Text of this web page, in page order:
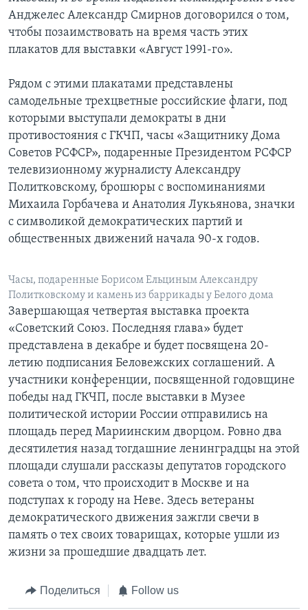
Анджелес Александр Смирнов договорился о том,
чтобы позаимствовать на время часть этих
плакатов для выставки «Август 1991-го».
Рядом с этими плакатами представлены
самодельные трехцветные российские флаги, под
которыми выступали демократы в дни
противостояния с ГКЧП, часы «Защитнику Дома
Советов РСФСР», подаренные Президентом РСФСР
телевизионному журналисту Александру
Политковскому, брошюры с воспоминаниями
Михаила Горбачева и Анатолия Лукьянова, значки
с символикой демократических партий и
общественных движений начала 90-х годов.
Часы, подаренные Борисом Ельциным Александру
Политковскому и камень из баррикады у Белого дома
Завершающая четвертая выставка проекта
«Советский Союз. Последняя глава» будет
представлена в декабре и будет посвящена 20-
летию подписания Беловежских соглашений. А
участники конференции, посвященной годовщине
победы над ГКЧП, после выставки в Музее
политической истории России отправились на
площадь перед Мариинским дворцом. Ровно два
десятилетия назад тогдашние ленинградцы на этой
площади слушали рассказы депутатов городского
совета о том, что происходит в Москве и на
подступах к городу на Неве. Здесь ветераны
демократического движения зажгли свечи в
память о тех своих товарищах, которые ушли из
жизни за прошедшие двадцать лет.
Поделиться Follow us